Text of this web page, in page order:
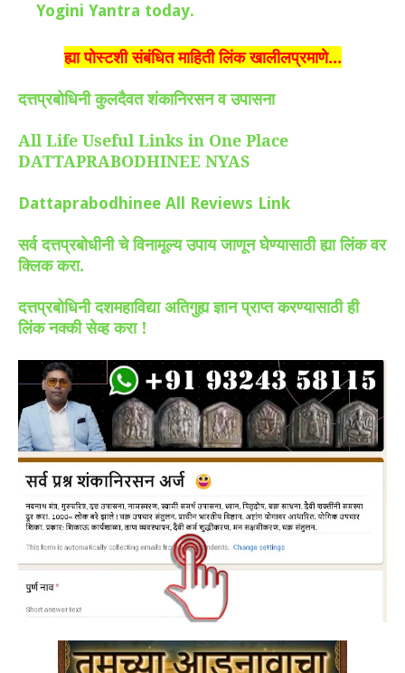
Yogini Yantra today.
ह्या पोस्टशी संबंधित माहिती लिंक खालीलप्रमाणे...
दत्तप्रबोधिनी कुलदैवत शंकानिरसन व उपासना
All Life Useful Links in One Place
DATTAPRABODHINEE NYAS
Dattaprabodhinee All Reviews Link
सर्व दत्तप्रबोधीनी चे विनामूल्य उपाय जाणून घेण्यासाठी ह्या लिंक वर
क्लिक करा.
दत्तप्रबोधिनी दशमहाविद्या अतिगुह्य ज्ञान प्राप्त करण्यासाठी ही
लिंक नक्की सेव्ह करा !